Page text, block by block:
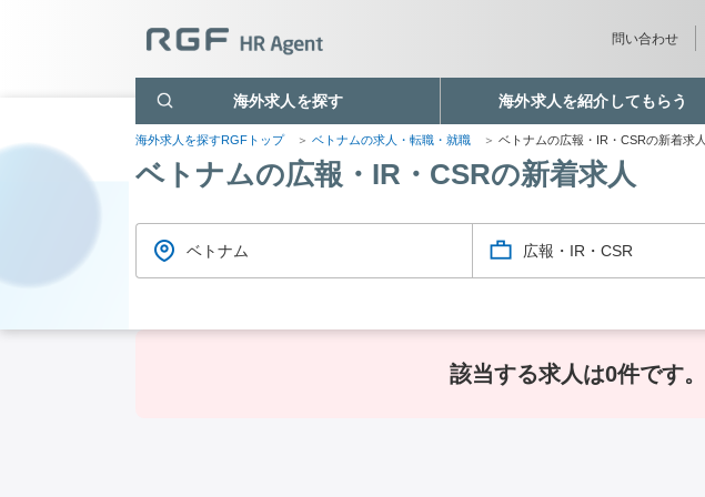
問い合わせ
海外求人を探す 海外求人を紹介してもらう
海外求人を探すRGFトップ ベトナムの求人・転職・就職 ベトナムの広報・IR・CSRの新着求人
ベトナムの広報・IR・CSRの新着求人
ベトナム 広報・IR・CSR
該当する求人は0件です。